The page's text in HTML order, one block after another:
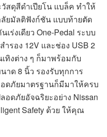
สดุสีดำเปียโน แบล็ค ทำให้
ยมัลติฟังก์ชัน แบบท้ายตัด
ร่งเดียว One-Pedal ระบบ
รอง 12V และช่อง USB 2
ทิงต่าง ๆ ก็มาพร้อมกับ
าด 8 นิ้ว รองรับทุกการ
ดภัยมาตรฐานก็มีมาให้ครบ
ดภัยอัจฉริยะอย่าง Nissan
Safety ด้วย ให้คุณ